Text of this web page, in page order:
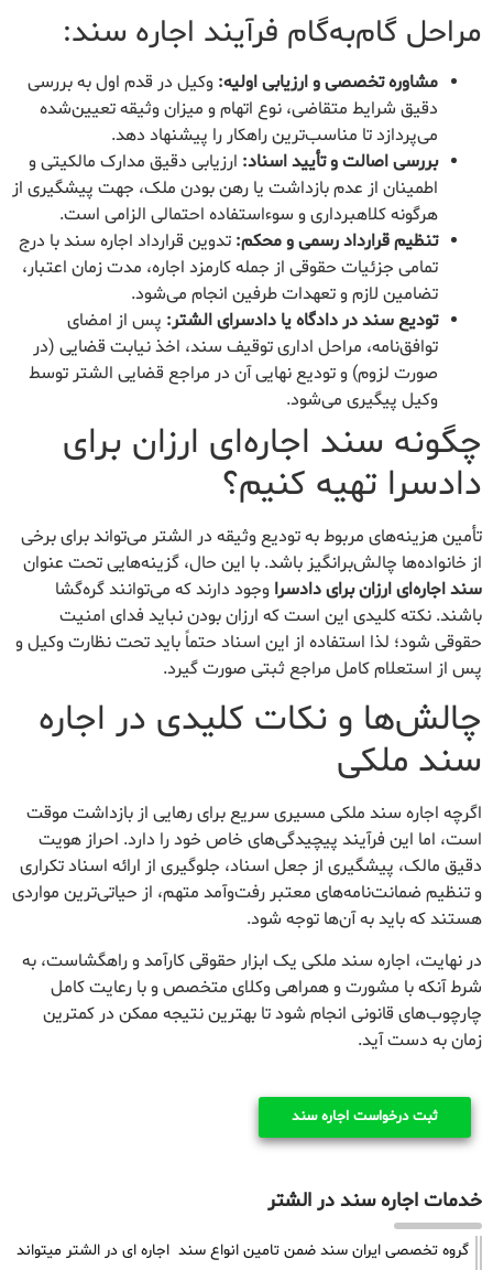
مراحل گام‌به‌گام فرآیند اجاره سند:
مشاوره تخصصی و ارزیابی اولیه: وکیل در قدم اول به بررسی
دقیق شرایط متقاضی، نوع اتهام و میزان وثیقه تعیین‌شده
می‌پردازد تا مناسب‌ترین راهکار را پیشنهاد دهد.
بررسی اصالت و تأیید اسناد: ارزیابی دقیق مدارک مالکیتی و
اطمینان از عدم بازداشت یا رهن بودن ملک، جهت پیشگیری از
هرگونه کلاهبرداری و سوءاستفاده احتمالی الزامی است.
تنظیم قرارداد رسمی و محکم: تدوین قرارداد اجاره سند با درج
تمامی جزئیات حقوقی از جمله کارمزد اجاره، مدت زمان اعتبار،
تضامین لازم و تعهدات طرفین انجام می‌شود.
تودیع سند در دادگاه یا دادسرای الشتر: پس از امضای
توافق‌نامه، مراحل اداری توقیف سند، اخذ نیابت قضایی (در
صورت لزوم) و تودیع نهایی آن در مراجع قضایی الشتر توسط
وکیل پیگیری می‌شود.
چگونه سند اجاره‌ای ارزان برای
دادسرا تهیه کنیم؟
تأمین هزینه‌های مربوط به تودیع وثیقه در الشتر می‌تواند برای برخی
از خانواده‌ها چالش‌برانگیز باشد. با این حال، گزینه‌هایی تحت عنوان
سند اجاره‌ای ارزان برای دادسرا وجود دارند که می‌توانند گره‌گشا
باشند. نکته کلیدی این است که ارزان بودن نباید فدای امنیت
حقوقی شود؛ لذا استفاده از این اسناد حتماً باید تحت نظارت وکیل و
پس از استعلام کامل مراجع ثبتی صورت گیرد.
چالش‌ها و نکات کلیدی در اجاره
سند ملکی
اگرچه اجاره سند ملکی مسیری سریع برای رهایی از بازداشت موقت
است، اما این فرآیند پیچیدگی‌های خاص خود را دارد. احراز هویت
دقیق مالک، پیشگیری از جعل اسناد، جلوگیری از ارائه اسناد تکراری
و تنظیم ضمانت‌نامه‌های معتبر رفت‌وآمد متهم، از حیاتی‌ترین مواردی
هستند که باید به آن‌ها توجه شود.
در نهایت، اجاره سند ملکی یک ابزار حقوقی کارآمد و راهگشاست، به
شرط آنکه با مشورت و همراهی وکلای متخصص و با رعایت کامل
چارچوب‌های قانونی انجام شود تا بهترین نتیجه ممکن در کمترین
زمان به دست آید.
ثبت درخواست اجاره سند
خدمات اجاره سند در الشتر
گروه تخصصی ایران سند ضمن تامین انواع سند اجاره ای در الشتر میتواند